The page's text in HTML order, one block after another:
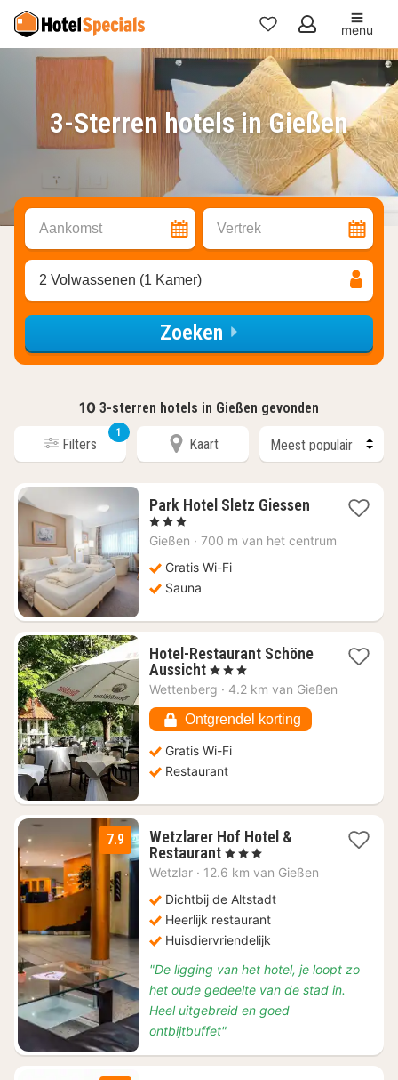
Mijn
favorieten
menu
3-Sterren hotels in Gießen
Aankomst Vertrek
2 Volwassenen (1 Kamer)
Zoeken
10 3-sterren hotels in Gießen gevonden
Filters
1
Kaart
Park Hotel Sletz Giessen1
vanaf
, 3 Sterren
Gießen · 700 m van het centrum
Gratis Wi-Fi
Sauna
Hotel-Restaurant Schöne
Aussicht1
nacht
vanaf
€
103,23
, 3 Sterren
Wettenberg · 4.2 km van Gießen
Ontgrendel korting
Gratis Wi-Fi
Restaurant
7.9
Wetzlarer Hof Hotel &
Restaurant1
nacht
€
106
, 3 Sterren
Wetzlar · 12.6 km van Gießen
Dichtbij de Altstadt
Heerlijk restaurant
Huisdiervriendelijk
"De ligging van het hotel, je loopt zo
het oude gedeelte van de stad in.
Heel uitgebreid en goed
ontbijtbuffet"